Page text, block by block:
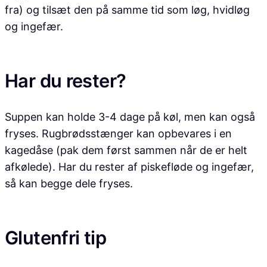
fra) og tilsæt den på samme tid som løg, hvidløg
og ingefær.
Har du rester?
Suppen kan holde 3-4 dage på køl, men kan også
fryses. Rugbrødsstænger kan opbevares i en
kagedåse (pak dem først sammen når de er helt
afkølede). Har du rester af piskefløde og ingefær,
så kan begge dele fryses.
Glutenfri tip